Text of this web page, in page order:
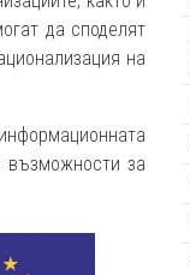
да споделят
на
възможности за